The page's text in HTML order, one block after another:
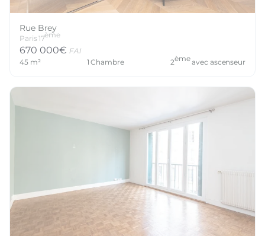
Rue Brey
Paris17ème
670 000€ FAI
45m² 1 Chambre 2èmeavec ascenseur